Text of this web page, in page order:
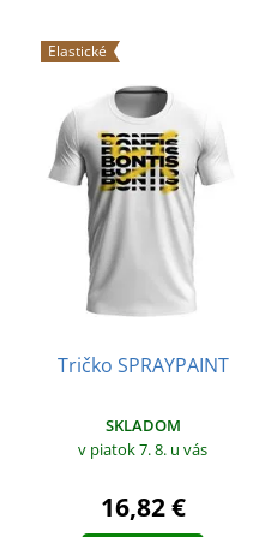
Elastické
Tričko SPRAYPAINT
SKLADOM
v piatok 7. 8. u vás
16,82 €